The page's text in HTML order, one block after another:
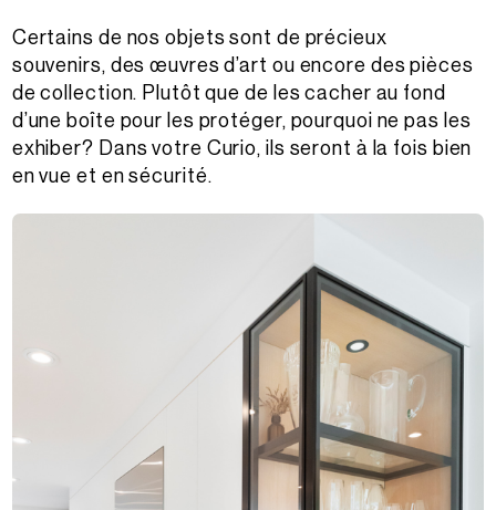
Certains de nos objets sont de précieux
souvenirs, des œuvres d’art ou encore des pièces
de collection. Plutôt que de les cacher au fond
d’une boîte pour les protéger, pourquoi ne pas les
exhiber? Dans votre Curio, ils seront à la fois bien
en vue et en sécurité.